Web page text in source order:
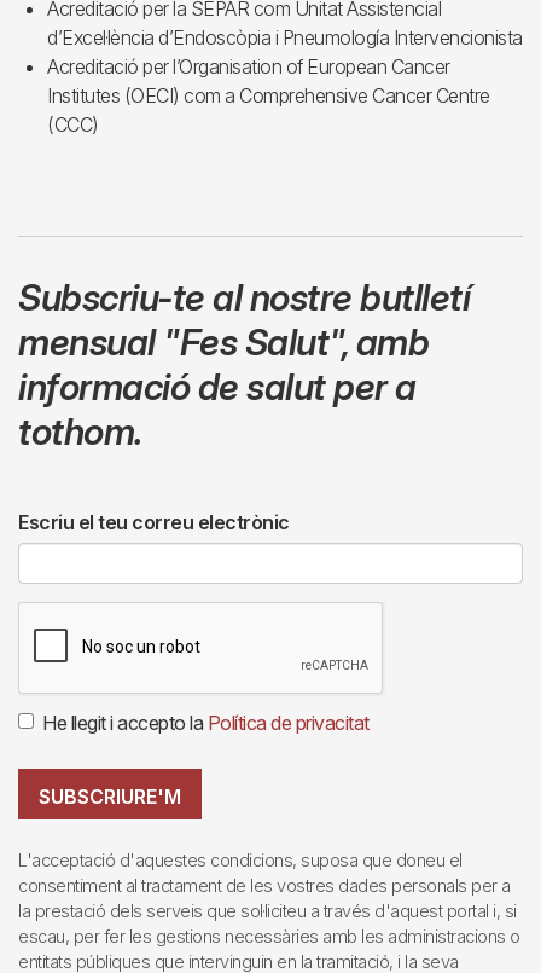
Acreditació per la SEPAR com Unitat Assistencial
d’Excel·lència d’Endoscòpia i Pneumología Intervencionista
Acreditació per l’Organisation of European Cancer
Institutes (OECI) com a Comprehensive Cancer Centre
(CCC)
Subscriu-te al nostre butlletí
mensual "Fes Salut",amb
informació de salut per a
tothom.
Escriu el teu correu electrònic
He llegit i accepto la Política de privacitat
SUBSCRIURE'M
L'acceptació d'aquestes condicions, suposa que doneu el
consentiment al tractament de les vostres dades personals per a
la prestació dels serveis que sol·liciteu a través d'aquest portal i, si
escau, per fer les gestions necessàries amb les administracions o
entitats públiques que intervinguin en la tramitació, i la seva